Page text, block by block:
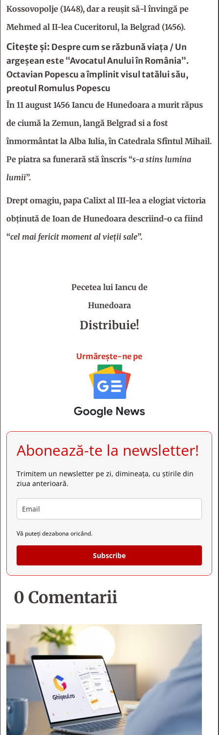
Kossovopolje (1448), dar a reuşit să-l învingă pe
Mehmed al II-lea Cuceritorul, la Belgrad (1456).
Citește și: Despre cum se răzbună viaţa / Un
argeşean este “Avocatul Anului în România”.
Octavian Popescu a împlinit visul tatălui său,
preotul Romulus Popescu
În 11 august 1456 Iancu de Hunedoara a murit răpus
de ciumă la Zemun, langă Belgrad si a fost
înmormântat la Alba Iulia, în Catedrala Sfîntul Mihail.
Pe piatra sa funerară stă înscris “s-a stins lumina
lumii”.
Drept omagiu, papa Calixt al III-lea a elogiat victoria
obţinută de Ioan de Hunedoara descriind-o ca fiind
“cel mai fericit moment al vieţii sale”.
Pecetea lui Iancu de
Hunedoara
Distribuie!
Urmărește-ne pe
Abonează-te la newsletter!
Trimitem un newsletter pe zi, dimineața, cu știrile din
ziua anterioară.
Vă puteți dezabona oricând.
Subscribe
0 Comentarii